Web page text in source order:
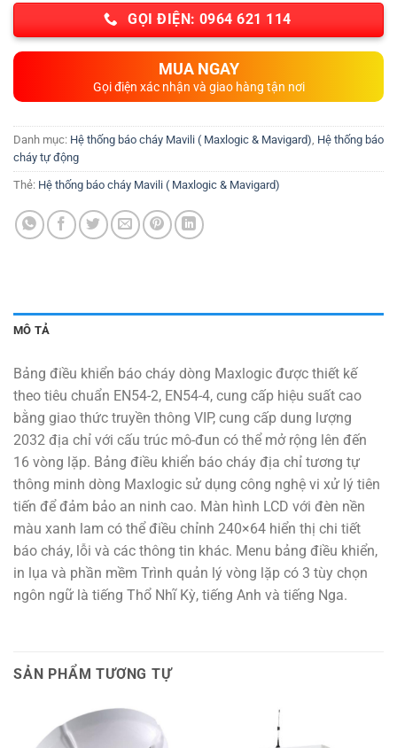
GỌI ĐIỆN: 0964 621 114
MUA NGAY
Gọi điện xác nhận và giao hàng tận nơi
Danh mục: Hệ thống báo cháy Mavili ( Maxlogic & Mavigard), Hệ thống báo
cháy tự động
Thẻ: Hệ thống báo cháy Mavili ( Maxlogic & Mavigard)
MÔ TẢ
Bảng điều khiển báo cháy dòng Maxlogic được thiết kế
theo tiêu chuẩn EN54-2, EN54-4, cung cấp hiệu suất cao
bằng giao thức truyền thông VIP, cung cấp dung lượng
2032 địa chỉ với cấu trúc mô-đun có thể mở rộng lên đến
16 vòng lặp. Bảng điều khiển báo cháy địa chỉ tương tự
thông minh dòng Maxlogic sử dụng công nghệ vi xử lý tiên
tiến để đảm bảo an ninh cao. Màn hình LCD với đèn nền
màu xanh lam có thể điều chỉnh 240×64 hiển thị chi tiết
báo cháy, lỗi và các thông tin khác. Menu bảng điều khiển,
in lụa và phần mềm Trình quản lý vòng lặp có 3 tùy chọn
ngôn ngữ là tiếng Thổ Nhĩ Kỳ, tiếng Anh và tiếng Nga.
SẢN PHẨM TƯƠNG TỰ